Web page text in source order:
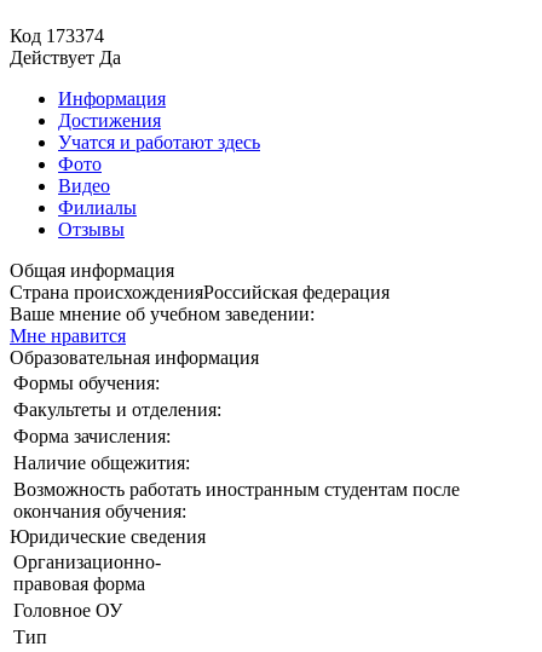
Код 173374
Действует Да
Информация
Достижения
Учатся и работают здесь
Фото
Видео
Филиалы
Отзывы
Общая информация
Страна происхожденияРоссийская федерация
Ваше мнение об учебном заведении:
Мне нравится
Образовательная информация
Формы обучения:
Факультеты и отделения:
Форма зачисления:
Наличие общежития:
Возможность работать иностранным студентам после
окончания обучения:
Юридические сведения
Организационно-
правовая форма
Головное ОУ
Тип